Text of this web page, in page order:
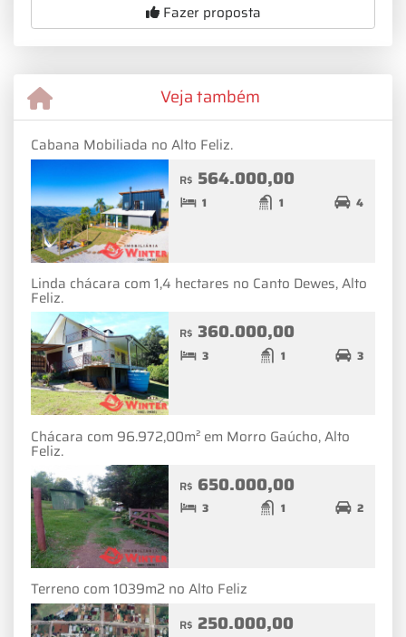
Fazer proposta
Veja também
Cabana Mobiliada no Alto Feliz.
R$ 564.000,00
1 1 4
Linda chácara com 1,4 hectares no Canto Dewes, Alto
Feliz.
R$ 360.000,00
3 1 3
Chácara com 96.972,00m² em Morro Gaúcho, Alto
Feliz.
R$ 650.000,00
3 1 2
Terreno com 1039m2 no Alto Feliz
R$ 250.000,00